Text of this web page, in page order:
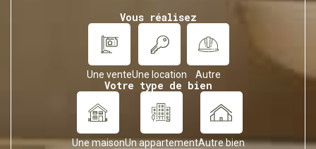
Vous réalisez
Une venteUne location Autre
Votre type de bien
Une maisonUn appartementAutre bien